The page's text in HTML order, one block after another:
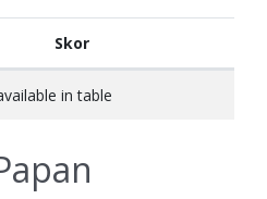
Skor
in table